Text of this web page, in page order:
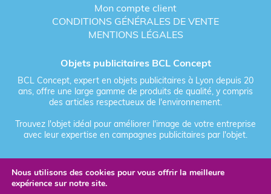
Mon compte client
CONDITIONS GÉNÉRALES DE VENTE
MENTIONS LÉGALES
Objets publicitaires BCL Concept
BCL Concept, expert en objets publicitaires à Lyon depuis 20
ans, offre une large gamme de produits de qualité, y compris
des articles respectueux de l'environnement.
Trouvez l'objet idéal pour améliorer l'image de votre entreprise
avec leur expertise en campagnes publicitaires par l'objet.
Fièrement forgé par Les Vikings
Nous utilisons des cookies pour vous offrir la meilleure
expérience sur notre site.